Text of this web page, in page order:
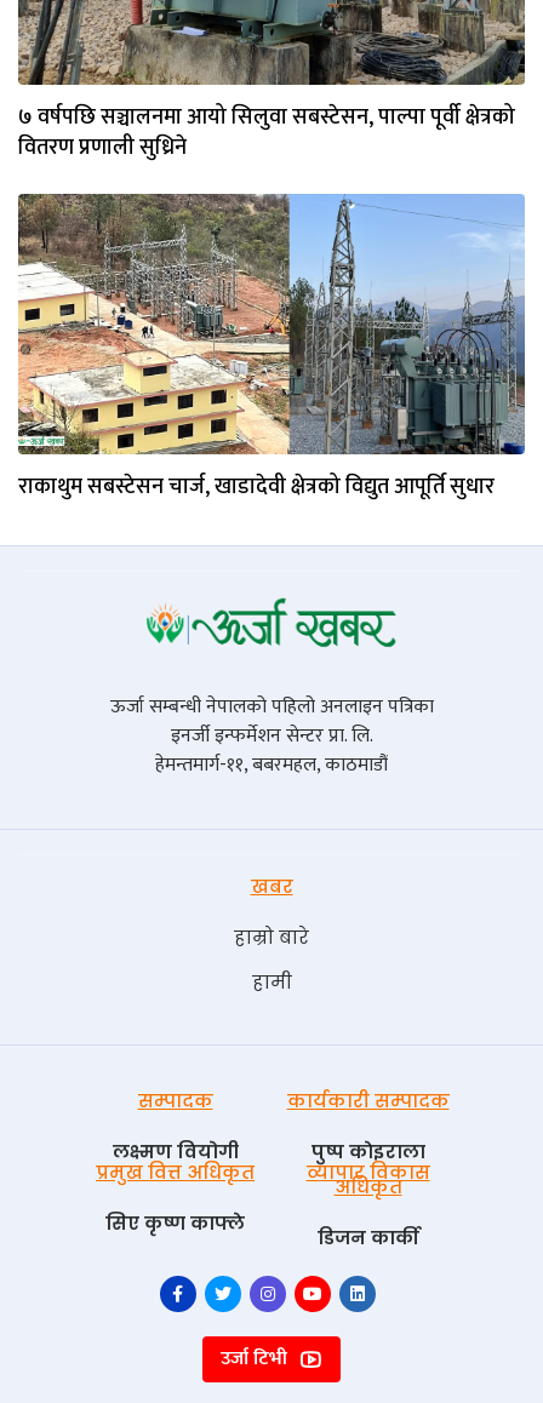
७ वर्षपछि सञ्चालनमा आयो सिलुवा सबस्टेसन, पाल्पा पूर्वी क्षेत्रको
वितरण प्रणाली सुध्रिने
राकाथुम सबस्टेसन चार्ज, खाडादेवी क्षेत्रको विद्युत आपूर्ति सुधार
ऊर्जा सम्बन्धी नेपालको पहिलो अनलाइन पत्रिका
इनर्जी इन्फर्मेशन सेन्टर प्रा. लि.
हेमन्तमार्ग-११, बबरमहल, काठमाडौं
खबर
हाम्रो बारे
हामी
सम्पादक
लक्ष्मण वियोगी
कार्यकारी सम्पादक
पुष्प काेइराला
प्रमुख वित्त अधिकृत
सिए कृष्ण काफ्ले
व्यापार विकास
अधिकृत
डिजन कार्की
उर्जा टिभी